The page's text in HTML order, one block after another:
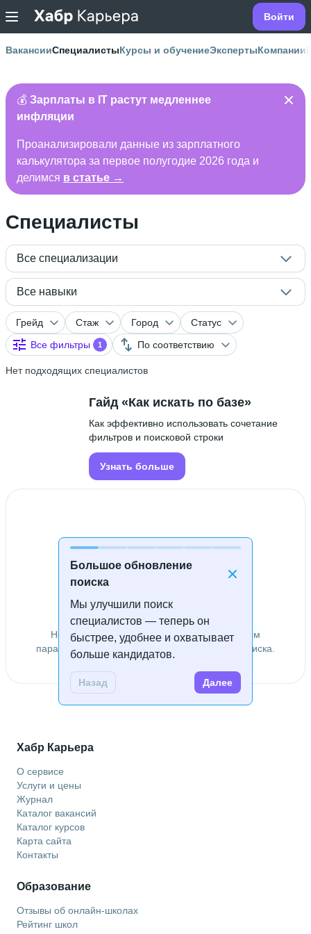
Войти
ВакансииСпециалистыКурсы и обучениеЭкспертыКомпании
💰 Зарплаты в IT растут медленнее
инфляции
Проанализировали данные из зарплатного
калькулятора за первое полугодие 2026 года и
делимся в статье →
Специалисты
Все специализации
Все навыки
Грейд Стаж Город
Статус
Все фильтры
1 По соответствию
Нет подходящих специалистов
Большое обновление
поиска
Мы улучшили поиск
специалистов — теперь он
быстрее, удобнее и охватывает
больше кандидатов.
Назад Далее
Гайд «Как искать по базе»
Как эффективно использовать сочетание
фильтров и поисковой строки
Узнать больше
Специалисты не найдены
Не удалось найти специалистов по заданным
параметрам. Попробуйте изменить условия поиска.
Хабр Карьера
О сервисе
Услуги и цены
Журнал
Каталог вакансий
Каталог курсов
Карта сайта
Контакты
Образование
Отзывы об онлайн-школах
Рейтинг школ